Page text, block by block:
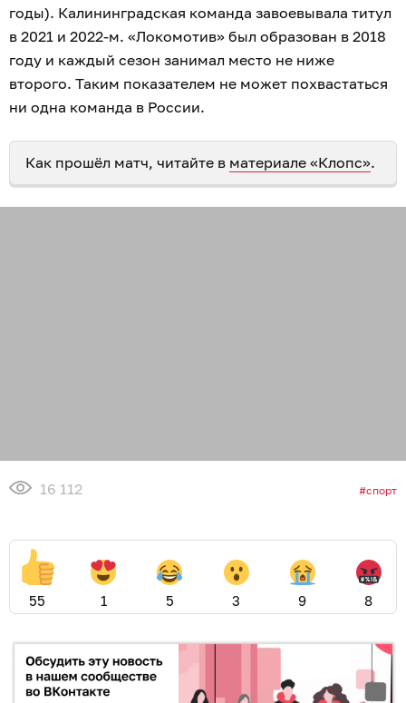
годы). Калининградская команда завоевывала титул
в 2021 и 2022-м. «Локомотив» был образован в 2018
году и каждый сезон занимал место не ниже
второго. Таким показателем не может похвастаться
ни одна команда в России.
Как прошёл матч, читайте в материале «Клопс».
16 112 спорт
55 1 5 3 9 8